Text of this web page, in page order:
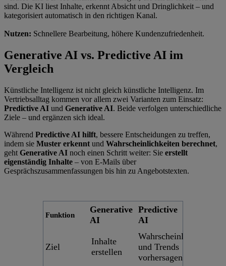
sind. Die KI liest Inhalte, erkennt Absicht und Dringlichkeit – und
kategorisiert automatisch in den richtigen Kanal.
Nutzen: Schnellere Bearbeitung, höhere Kundenzufriedenheit.
Generative AI vs. Predictive AI im
Vergleich
Künstliche Intelligenz ist nicht gleich künstliche Intelligenz. Im
Vertriebsalltag kommen vor allem zwei Varianten zum Einsatz:
Predictive AI und Generative AI. Beide verfolgen unterschiedliche
Ziele – und ergänzen sich ideal.
Während Predictive AI hilft, bessere Entscheidungen zu treffen,
indem sie Muster erkennt und Wahrscheinlichkeiten berechnet,
geht Generative AI noch einen Schritt weiter: Sie erstellt
eigenständig Inhalte – von E-Mails über
Gesprächszusammenfassungen bis hin zu Angebotstexten.
Funktion
Generative
AI
Predictive
AI
Ziel
Inhalte
erstellen
Wahrscheinlichkeiten
und Trends
vorhersagen